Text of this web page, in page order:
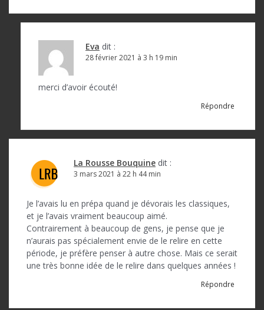
Eva dit :
28 février 2021 à 3 h 19 min
merci d’avoir écouté!
Répondre
La Rousse Bouquine dit :
3 mars 2021 à 22 h 44 min
Je l’avais lu en prépa quand je dévorais les classiques,
et je l’avais vraiment beaucoup aimé.
Contrairement à beaucoup de gens, je pense que je
n’aurais pas spécialement envie de le relire en cette
période, je préfère penser à autre chose. Mais ce serait
une très bonne idée de le relire dans quelques années !
Répondre